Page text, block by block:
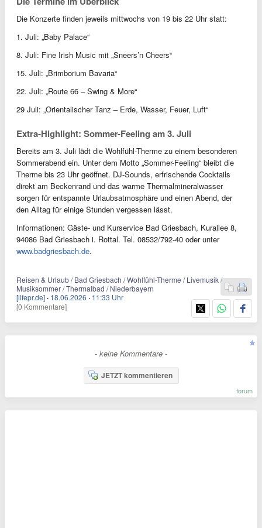
Die Konzerte finden jeweils mittwochs von 19 bis 22 Uhr statt:
1. Juli: „Baby Palace“
8. Juli: Fine Irish Music mit „Sneers’n Cheers“
15. Juli: „Brimborium Bavaria“
22. Juli: „Route 66 – Swing & More“
29 Juli: „Orientalischer Tanz – Erde, Wasser, Feuer, Luft“
Extra-Highlight: Sommer-Feeling am 3. Juli
Bereits am 3. Juli lädt die Wohlfühl-Therme zu einem besonderen
Sommerabend ein. Unter dem Motto „Sommer-Feeling“ bleibt die
Therme bis 23 Uhr geöffnet. DJ-Sounds, erfrischende Cocktails
direkt am Beckenrand und das warme Thermalmineralwasser
sorgen für entspannte Urlaubsatmosphäre und einen Abend, der
den Alltag für einige Stunden vergessen lässt.
Informationen: Gäste- und Kurservice Bad Griesbach, Kurallee 8,
94086 Bad Griesbach i. Rottal. Tel. 08532/792-40 oder unter
www.badgriesbach.de.
Reisen & Urlaub / Bad Griesbach / Wohlfühl-Therme / Livemusik /
Musiksommer / Thermalbad / Niederbayern
[lifepr.de] · 18.06.2026 · 11:33 Uhr
[0 Kommentare]
- keine Kommentare -
JETZT kommentieren
forum